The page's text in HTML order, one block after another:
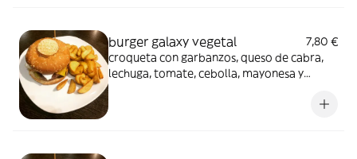
burger galaxy vegetal
7,80 €
croqueta con garbanzos, queso de cabra,
lechuga, tomate, cebolla, mayonesa y